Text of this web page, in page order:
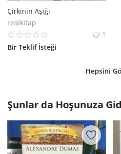
Çirkinin Aşığı
realkitap
1
Bir Teklif İsteği
Hepsini
Şunlar da Hoşunuza